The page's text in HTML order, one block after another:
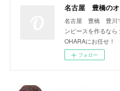
名古屋 豊橋 豊川
ンピースを作るな
OHARAにお任せ！
フォロー